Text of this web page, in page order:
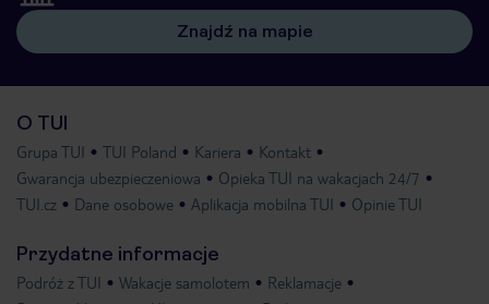
Znajdź na mapie
O TUI
Grupa TUI TUI Poland Kariera
Kontakt
Gwarancja ubezpieczeniowa
Opieka TUI na wakacjach 24/7
TUI.cz
Dane osobowe Aplikacja mobilna TUI Opinie TUI
Przydatne informacje
Podróż z TUI Wakacje samolotem
Reklamacje